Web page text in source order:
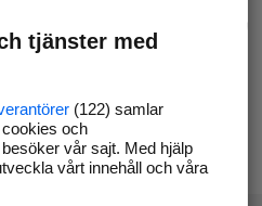
och försök igen
tjänster med
(122) samlar
och
vår sajt. Med hjälp
vårt innehåll och våra